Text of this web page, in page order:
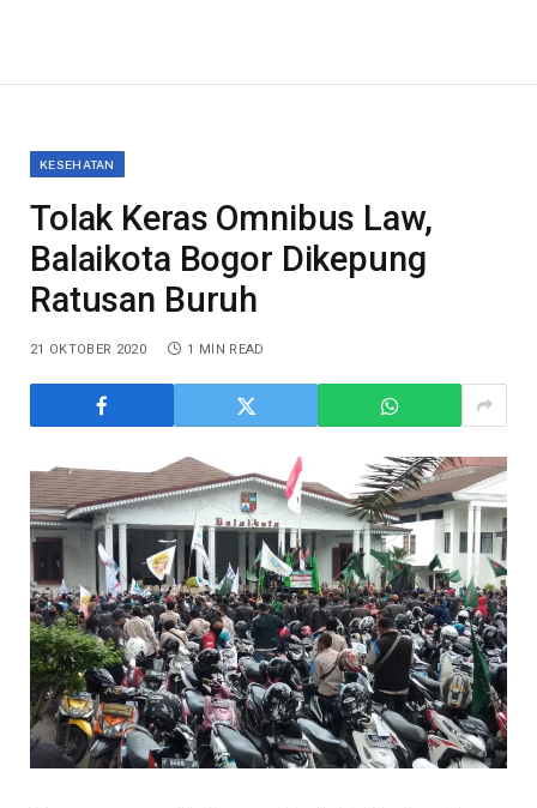
KESEHATAN
Tolak Keras Omnibus Law,
Balaikota Bogor Dikepung
Ratusan Buruh
21 OKTOBER 2020 1 MIN READ